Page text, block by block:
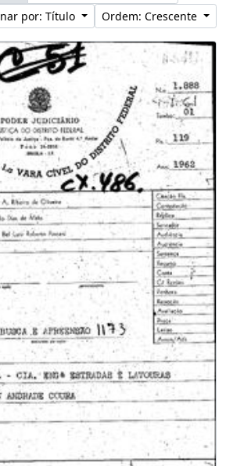
por: Título
Ordem: Crescente